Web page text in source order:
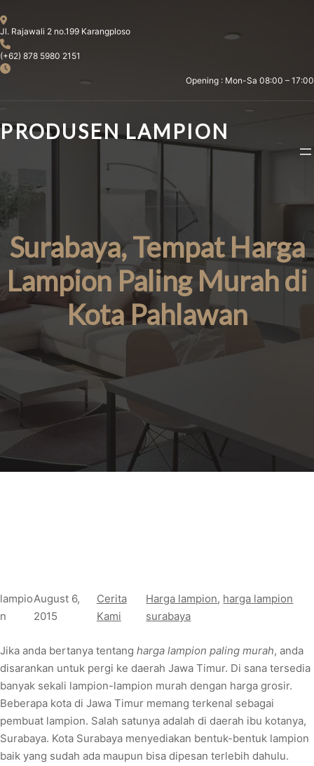
to
content
Jl. Rajawali 2 no.199 Karangploso
(+62) 878 5980 2151
Opening : Mon-Sa 08:00 – 17:00
PRODUSEN LAMPION
Surabaya, Tempat Harga
Lampion Paling Murah di
Kota Pahlawan
lampio
n
August 6,
2015
Cerita
Kami
Harga lampion, harga lampion
surabaya
Jika anda bertanya tentang harga lampion paling murah, anda
disarankan untuk pergi ke daerah Jawa Timur. Di sana tersedia
banyak sekali lampion-lampion murah dengan harga grosir.
Beberapa kota di Jawa Timur memang terkenal sebagai
pembuat lampion. Salah satunya adalah di daerah ibu kotanya,
Surabaya. Kota Surabaya menyediakan bentuk-bentuk lampion
baik yang sudah ada maupun bisa dipesan terlebih dahulu.